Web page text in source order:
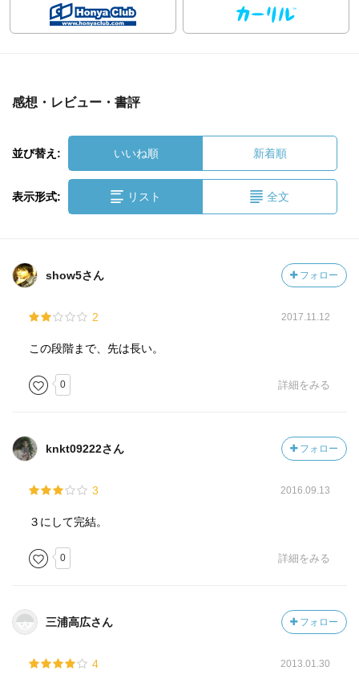
感想・レビュー・書評
並び替え: いいね順 新着順
表示形式: リスト 全文
show5さん フォロー
2 2017.11.12
この段階まで、先は長い。
0 詳細をみる
knkt09222さん フォロー
3 2016.09.13
３にして完結。
0 詳細をみる
三浦高広さん フォロー
4 2013.01.30